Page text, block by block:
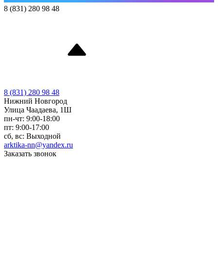
8 (831) 280 98 48
8 (831) 280 98 48
Нижний Новгород
Улица Чаадаева, 1Ш
пн-чт: 9:00-18:00
пт: 9:00-17:00
сб, вс: Выходной
arktika-nn@yandex.ru
Заказать звонок